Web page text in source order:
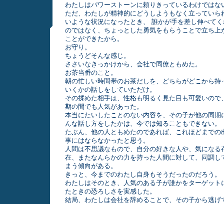
わたしはパワーストーンに頼りきっているわけではな
ただ、わたしが精神的にどうしようもなく立っていら
いような状況になったとき、 誰かが手を差し伸べて
のではなく、ちょっとした勇気をもらうことで立ち上
ことができたから。
お守り。
ちょうどそんな感じ。
ささいなきっかけから、会社で同僚ともめた。
お茶当番のこと。
朝の忙しい時間帯のお茶だしを、どちらがどこから持
いくかの話しをしていただけ。
その揉めた相手は、性格も明るく見た目も可愛いので
期の間でも人気があった。
本当にたいしたことのない内容を、その子が他の同期
んな話し方をしたかは、今では知ることもできない。
たぶん、他の人ともめたのであれば、これほどまでの
事にはならなかったと思う。
人間は不思議なもので、自分の好きな人や、気になる
在、またなんらかの力を持った人間に対して、同調し
まう傾向がある。
きっと、今までのわたし自身もそうだったのだろう。
わたしはそのとき、人気のある子が誰かをターゲット
たときの恐ろしさを実感した。
結局、わたしは会社を辞めることで、その子から逃げ